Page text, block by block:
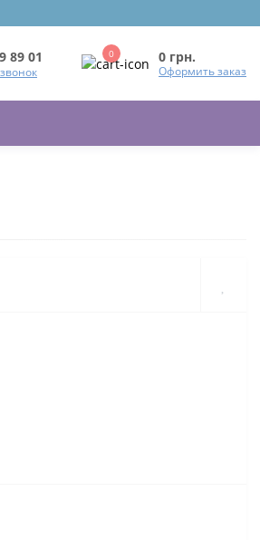
89 01 0 0 грн.
Оформить заказ